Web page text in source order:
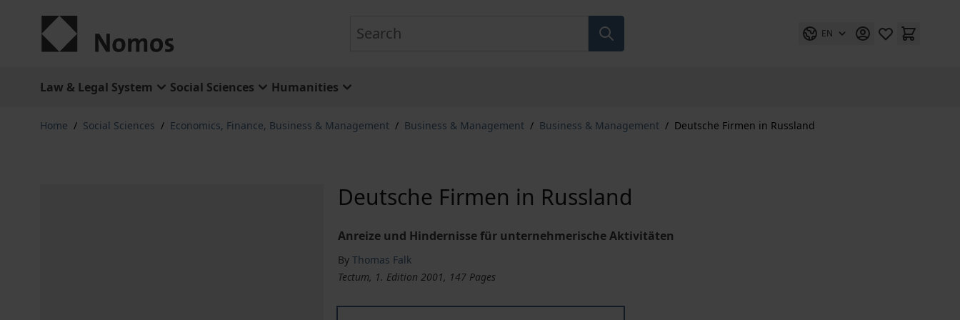
EN
Law & Legal System Social Sciences Humanities
Home / Social Sciences / Economics, Finance, Business & Management / Business & Management / Business & Management / Deutsche Firmen in Russland
Deutsche Firmen in Russland
Anreize und Hindernisse für unternehmerische Aktivitäten
By Thomas Falk
Tectum, 1. Edition 2001, 147 Pages